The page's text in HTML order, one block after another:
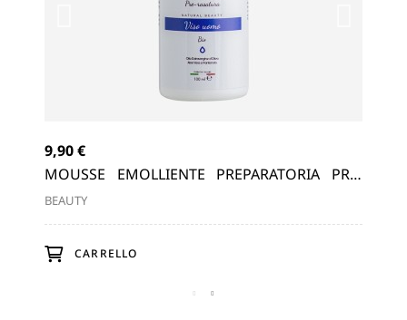
9,90 €
MOUSSE EMOLLIENTE PREPARATORIA PRE-
RASATURA CON OLIO EXTRAVERGINE...
BEAUTY
CARRELLO